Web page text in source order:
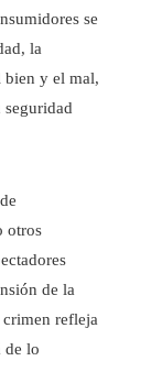
se
la
bien y el mal,
otros
de la
refleja
de lo